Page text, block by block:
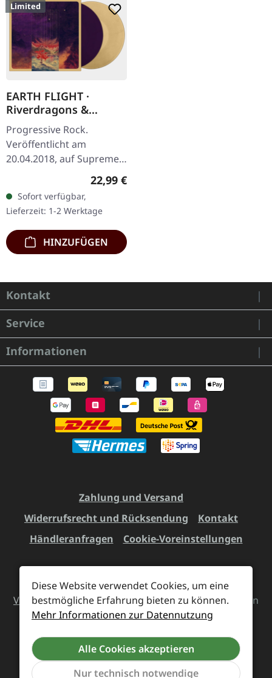
Limited
EARTH FLIGHT ·
Riverdragons &
Elephant Dreams |
AMBER/PURPLE 2LP
Progressive Rock.
Veröffentlicht am
20.04.2018, auf Supreme
Transparent Bernstein
Vinyl (LP1) / Transparent
Lila Vinyl (LP2) im…
Regulärer Preis:
22,99 €
Sofort verfügbar,
Lieferzeit: 1-2 Werktage
HINZUFÜGEN
Kontakt
Service
Informationen
Zahlung und Versand
Widerrufsrecht und Rücksendung
Kontakt
Händleranfragen
Cookie-Voreinstellungen
Alle Preise inkl. gesetzl. Mehrwertsteuer zzgl.
Versandkostenund ggf. Nachnahmegebühren, wenn
nicht anders angegeben.
Vertrag widerrufen
Diese Website verwendet Cookies, um eine
bestmögliche Erfahrung bieten zu können.
Mehr Informationen zur Datennutzung
Alle Cookies akzeptieren
Nur technisch notwendige